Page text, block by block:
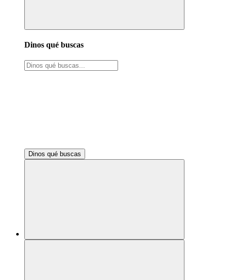
Dinos qué buscas
Dinos qué buscas